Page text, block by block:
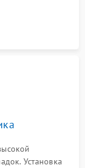
микросхемы
USB
Установка